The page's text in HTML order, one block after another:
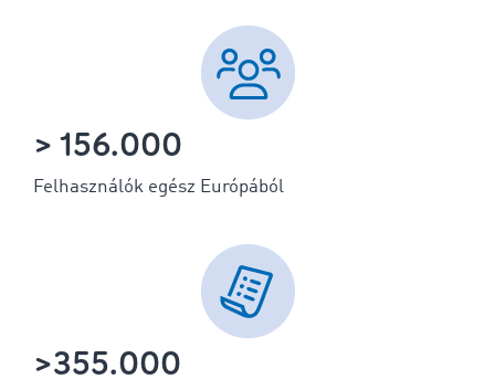
> 156.000
Felhasználók egész Európából
>355.000